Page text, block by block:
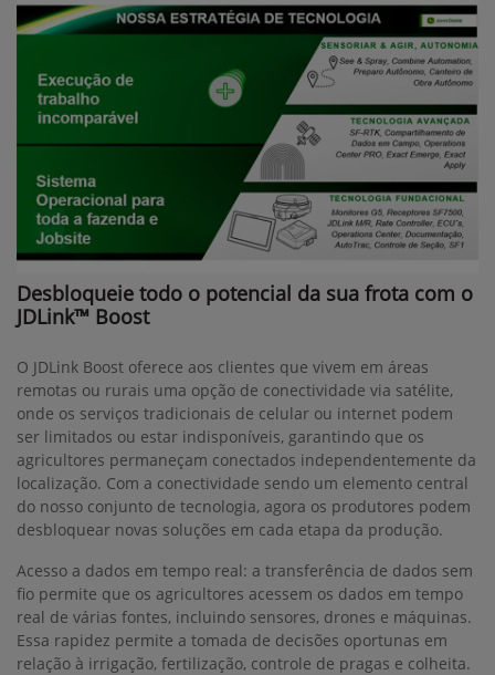
Desbloqueie todo o potencial da sua frota com o
JDLink™ Boost
O JDLink Boost oferece aos clientes que vivem em áreas
remotas ou rurais uma opção de conectividade via satélite,
onde os serviços tradicionais de celular ou internet podem
ser limitados ou estar indisponíveis, garantindo que os
agricultores permaneçam conectados independentemente da
localização. Com a conectividade sendo um elemento central
do nosso conjunto de tecnologia, agora os produtores podem
desbloquear novas soluções em cada etapa da produção.
Acesso a dados em tempo real: a transferência de dados sem
fio permite que os agricultores acessem os dados em tempo
real de várias fontes, incluindo sensores, drones e máquinas.
Essa rapidez permite a tomada de decisões oportunas em
relação à irrigação, fertilização, controle de pragas e colheita.